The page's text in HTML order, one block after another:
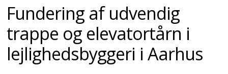
Fundering af udvendig
trappe og elevatortårn i
lejlighedsbyggeri i Aarhus